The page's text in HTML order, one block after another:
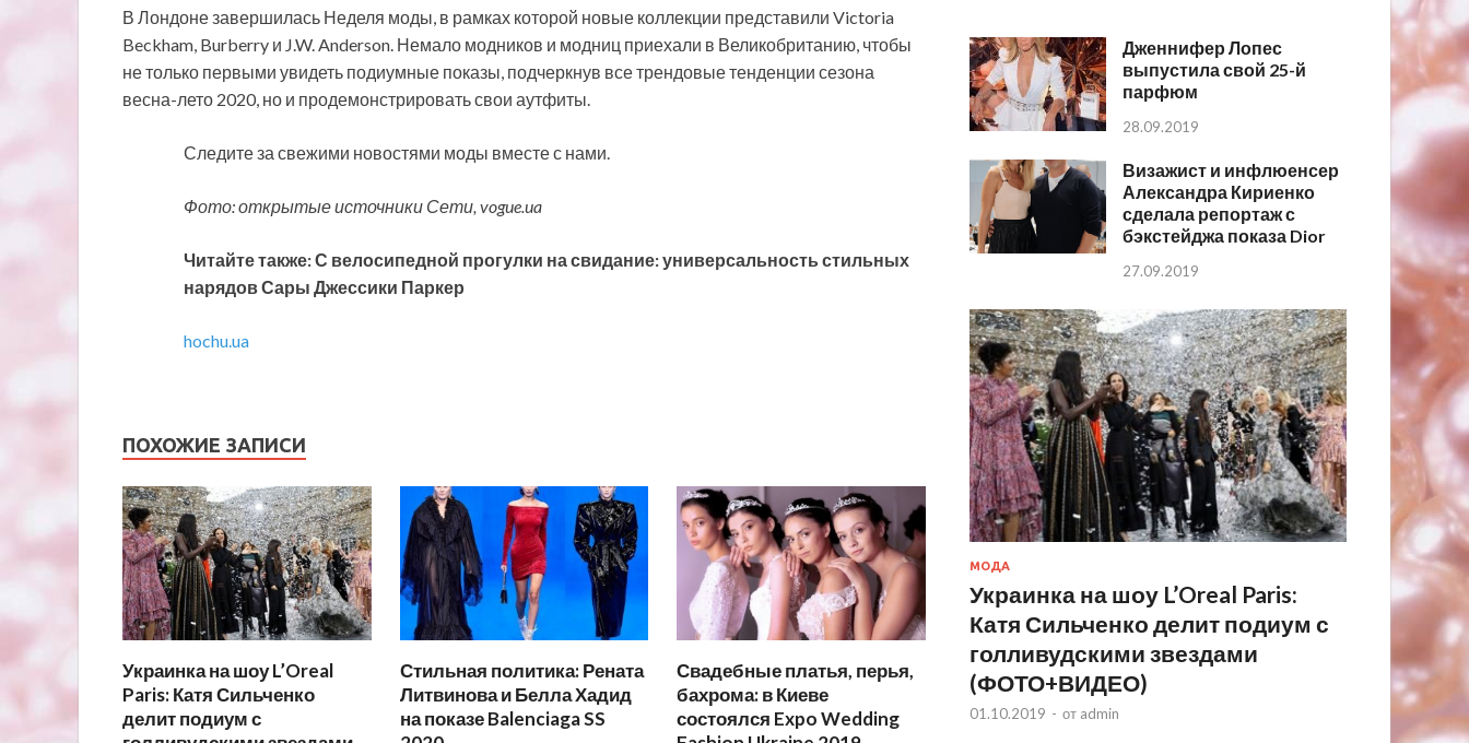
В Лондоне завершилась Неделя моды, в рамках которой новые коллекции представили Victoria
Beckham, Burberry и J.W. Anderson. Немало модников и модниц приехали в Великобританию, чтобы
не только первыми увидеть подиумные показы, подчеркнув все трендовые тенденции сезона
весна-лето 2020, но и продемонстрировать свои аутфиты.
Следите за свежими новостями моды вместе с нами.
Фото: открытые источники Сети, vogue.ua
Читайте также: С велосипедной прогулки на свидание: универсальность стильных
нарядов Сары Джессики Паркер
hochu.ua
ПОХОЖИЕ ЗАПИСИ
Украинка на шоу L’Oreal
Paris: Катя Сильченко
делит подиум с
Стильная политика: Рената
Литвинова и Белла Хадид
на показе Balenciaga SS
Свадебные платья, перья,
бахрома: в Киеве
состоялся Expo Wedding
Дженнифер Лопес
выпустила свой 25-й
парфюм
28.09.2019
Визажист и инфлюенсер
Александра Кириенко
сделала репортаж с
бэкстейджа показа Dior
27.09.2019
МОДА
Украинка на шоу L’Oreal Paris:
Катя Сильченко делит подиум с
голливудскими звездами
(ФОТО+ВИДЕО)
01.10.2019 - от admin